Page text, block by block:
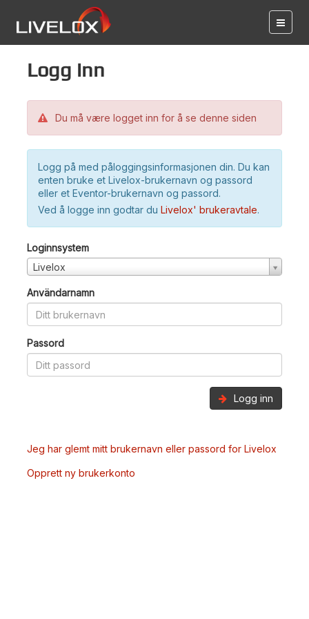
Logg inn
Du må være logget inn for å se denne siden
Logg på med påloggingsinformasjonen din. Du kan
enten bruke et Livelox-brukernavn og passord
eller et Eventor-brukernavn og passord.
Ved å logge inn godtar du Livelox' brukeravtale.
Loginnsystem
Livelox
Användarnamn
Passord
Logg inn
Jeg har glemt mitt brukernavn eller passord for Livelox
Opprett ny brukerkonto